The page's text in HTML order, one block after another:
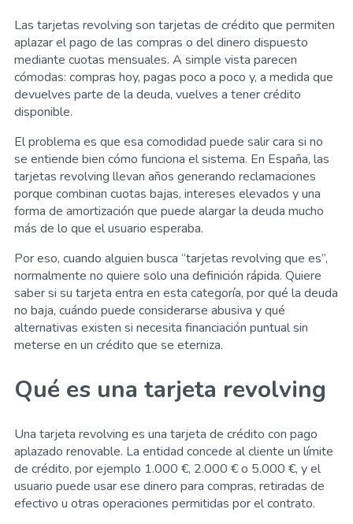
Las tarjetas revolving son tarjetas de crédito que permiten
aplazar el pago de las compras o del dinero dispuesto
mediante cuotas mensuales. A simple vista parecen
cómodas: compras hoy, pagas poco a poco y, a medida que
devuelves parte de la deuda, vuelves a tener crédito
disponible.
El problema es que esa comodidad puede salir cara si no
se entiende bien cómo funciona el sistema. En España, las
tarjetas revolving llevan años generando reclamaciones
porque combinan cuotas bajas, intereses elevados y una
forma de amortización que puede alargar la deuda mucho
más de lo que el usuario esperaba.
Por eso, cuando alguien busca “tarjetas revolving que es”,
normalmente no quiere solo una definición rápida. Quiere
saber si su tarjeta entra en esta categoría, por qué la deuda
no baja, cuándo puede considerarse abusiva y qué
alternativas existen si necesita financiación puntual sin
meterse en un crédito que se eterniza.
Qué es una tarjeta revolving
Una tarjeta revolving es una tarjeta de crédito con pago
aplazado renovable. La entidad concede al cliente un límite
de crédito, por ejemplo 1.000 €, 2.000 € o 5.000 €, y el
usuario puede usar ese dinero para compras, retiradas de
efectivo u otras operaciones permitidas por el contrato.